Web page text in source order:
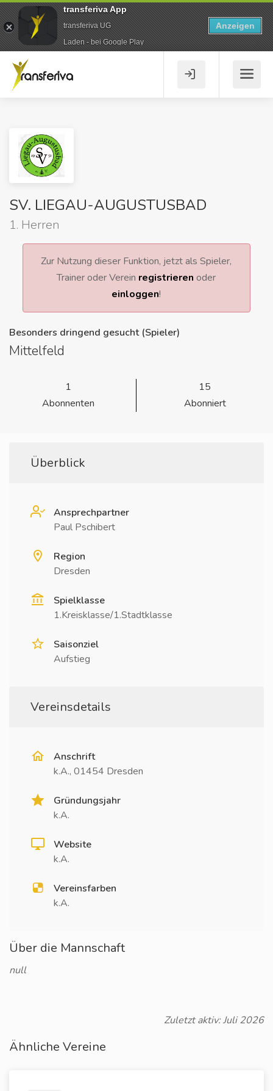
SV. LIEGAU-AUGUSTUSBAD
1. Herren
Zur Nutzung dieser Funktion, jetzt als Spieler,
Trainer oder Verein registrieren oder
einloggen!
Besonders dringend gesucht (Spieler)
Mittelfeld
1
Abonnenten
15
Abonniert
Überblick
Ansprechpartner
Paul Pschibert
Region
Dresden
Spielklasse
1.Kreisklasse/1.Stadtklasse
Saisonziel
Aufstieg
Vereinsdetails
Anschrift
k.A., 01454 Dresden
Gründungsjahr
k.A.
Website
k.A.
Vereinsfarben
k.A.
Über die Mannschaft
null
Zuletzt aktiv: Juli 2026
Ähnliche Vereine
transferiva App
transferiva UG
Laden - bei Google Play
Anzeigen